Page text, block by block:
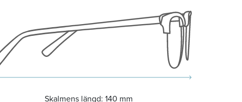
Skalmens längd: 140 mm